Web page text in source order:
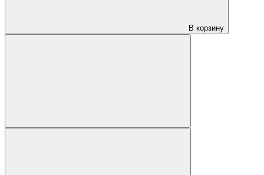
В корзину